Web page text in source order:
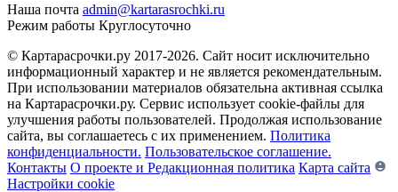
Наша почта admin@kartarasrochki.ru
Режим работы Круглосуточно
© Картарасрочки.ру 2017-2026. Сайт носит исключительно
информационный характер и не является рекомендательным.
При использовании материалов обязательна активная ссылка
на Картарасрочки.ру. Сервис использует cookie-файлы для
улучшения работы пользователей. Продолжая использование
сайта, вы соглашаетесь с их применением. Политика
конфиденциальности. Пользовательское соглашение.
Контакты О проекте и Редакционная политика Карта сайта
Настройки cookie